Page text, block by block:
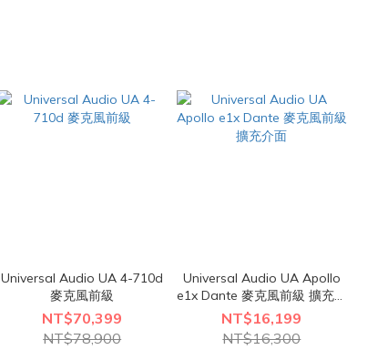
Universal Audio UA 4-710d
麥克風前級
NT$70,399
NT$78,900
Universal Audio UA Apollo
e1x Dante 麥克風前級 擴充介
面
NT$16,199
NT$16,300